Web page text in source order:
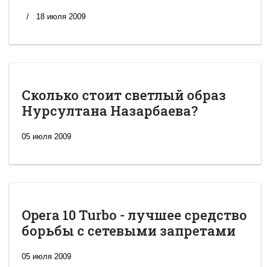
18 июля 2009
Сколько стоит светлый образ
Нурсултана Назарбаева?
05 июля 2009
Opera 10 Turbo - лучшее средство
борьбы с сетевыми запретами
05 июля 2009